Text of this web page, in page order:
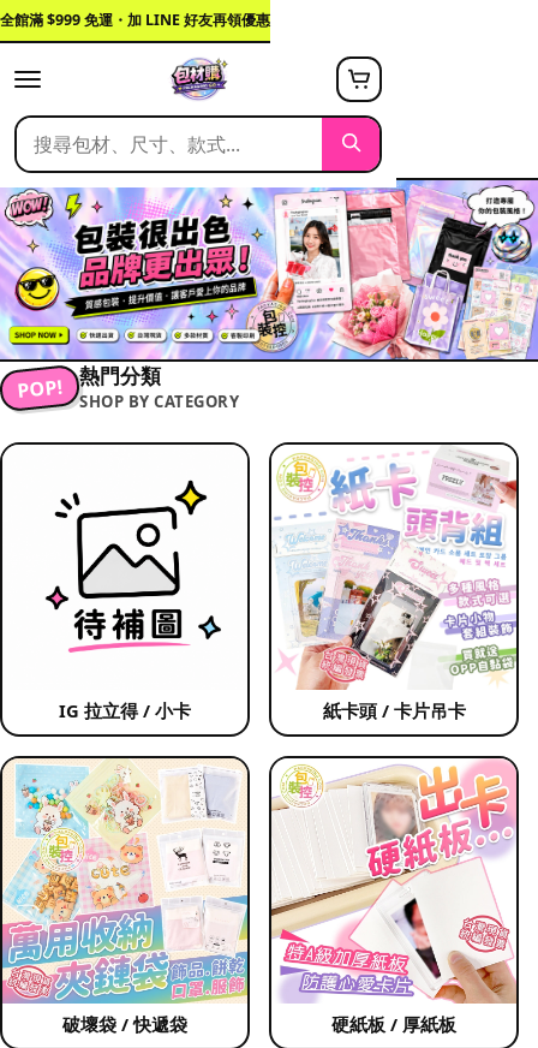
全館滿 $999 免運・加 LINE 好友再領優惠
POP! 熱門分類
SHOP BY CATEGORY
IG 拉立得 / 小卡 紙卡頭 / 卡片吊卡
破壞袋 / 快遞袋 硬紙板 / 厚紙板